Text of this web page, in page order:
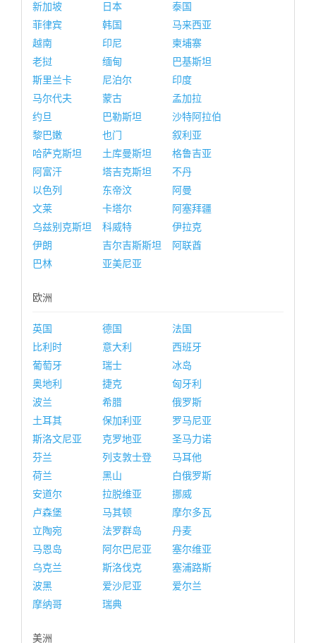
新加坡
日本
泰国
菲律宾
韩国
马来西亚
越南
印尼
柬埔寨
老挝
缅甸
巴基斯坦
斯里兰卡
尼泊尔
印度
马尔代夫
蒙古
孟加拉
约旦
巴勒斯坦
沙特阿拉伯
黎巴嫩
也门
叙利亚
哈萨克斯坦
土库曼斯坦
格鲁吉亚
阿富汗
塔吉克斯坦
不丹
以色列
东帝汶
阿曼
文莱
卡塔尔
阿塞拜疆
乌兹别克斯坦
科威特
伊拉克
伊朗
吉尔吉斯斯坦
阿联酋
巴林
亚美尼亚
欧洲
英国 德国
法国
比利时
意大利
西班牙
葡萄牙
瑞士
冰岛
奥地利
捷克
匈牙利
波兰
希腊
俄罗斯
土耳其
保加利亚
罗马尼亚
斯洛文尼亚
克罗地亚
圣马力诺
芬兰
列支敦士登
马耳他
荷兰
黑山
白俄罗斯
安道尔
拉脱维亚
挪威
卢森堡
马其顿
摩尔多瓦
立陶宛
法罗群岛
丹麦
马恩岛
阿尔巴尼亚
塞尔维亚
乌克兰
斯洛伐克
塞浦路斯
波黑
爱沙尼亚
爱尔兰
摩纳哥
瑞典
美洲